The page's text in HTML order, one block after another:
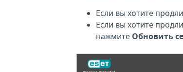
Если вы хотите
Если вы хотите
нажмите Обновить